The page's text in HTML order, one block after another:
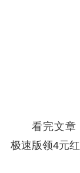
看完文章
极速版领4元